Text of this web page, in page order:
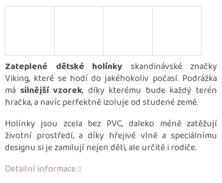
Zateplené dětské holínky skandinávské značky
Viking, které se hodí do jakéhokoliv počasí. Podrážka
má silnější vzorek, díky kterému bude každý terén
hračka, a navíc perfektně izoluje od studené země.
Holínky jsou zcela bez PVC, daleko méně zatěžují
životní prostředí, a díky hřejivé vlně a speciálnímu
designu si je zamilují nejen děti, ale určitě i rodiče.
Detailní informace